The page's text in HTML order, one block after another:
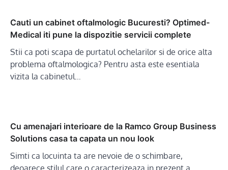
Cauti un cabinet oftalmologic Bucuresti? Optimed-
Medical iti pune la dispozitie servicii complete
Stii ca poti scapa de purtatul ochelarilor si de orice alta
problema oftalmologica? Pentru asta este esentiala
vizita la cabinetul…
Cu amenajari interioare de la Ramco Group Business
Solutions casa ta capata un nou look
Simti ca locuinta ta are nevoie de o schimbare,